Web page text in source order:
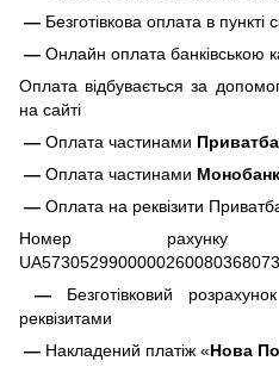
— Безготівкова оплата в
— Онлайн оплата банківською
Оплата відбувається за
на сайті
— Оплата частинами
— Оплата частинами Монобанк
— Оплата на реквізити
Номер
— Безготівковий
реквізитами
— Накладений платіж «Нова